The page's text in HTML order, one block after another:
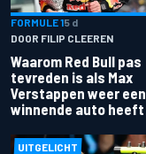
FORMULE 15 d
DOOR FILIP CLEEREN
Waarom Red Bull pas
tevreden is als Max
Verstappen weer een
winnende auto heeft
UITGELICHT